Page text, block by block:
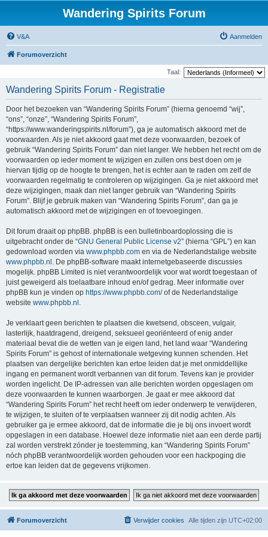
Wandering Spirits Forum
V&A Aanmelden
Forumoverzicht
Taal:
Wandering Spirits Forum - Registratie
Door het bezoeken van “Wandering Spirits Forum” (hierna genoemd “wij”,
“ons”, “onze”, “Wandering Spirits Forum”,
“https://www.wanderingspirits.nl/forum”), ga je automatisch akkoord met de
voorwaarden. Als je niet akkoord gaat met deze voorwaarden, bezoek of
gebruik “Wandering Spirits Forum” dan niet langer. We hebben het recht om de
voorwaarden op ieder moment te wijzigen en zullen ons best doen om je
hiervan tijdig op de hoogte te brengen, het is echter aan te raden om zelf de
voorwaarden regelmatig te controleren op wijzigingen. Ga je niet akkoord met
deze wijzigingen, maak dan niet langer gebruik van “Wandering Spirits
Forum”. Blijf je gebruik maken van “Wandering Spirits Forum”, dan ga je
automatisch akkoord met de wijzigingen en of toevoegingen.
Dit forum draait op phpBB. phpBB is een bulletinboardoplossing die is
uitgebracht onder de “GNU General Public License v2” (hierna “GPL”) en kan
gedownload worden via www.phpbb.com en via de Nederlandstalige website
www.phpbb.nl . De phpBB-software maakt internetgebaseerde discussies
mogelijk. phpBB Limited is niet verantwoordelijk voor wat wordt toegestaan of
juist geweigerd als toelaatbare inhoud en/of gedrag. Meer informatie over
phpBB kun je vinden op https://www.phpbb.com/of de Nederlandstalige
website www.phpbb.nl .
Je verklaart geen berichten te plaatsen die kwetsend, obsceen, vulgair,
lasterlijk, haatdragend, dreigend, seksueel georiënteerd of enig ander
materiaal bevat die de wetten van je eigen land, het land waar “Wandering
Spirits Forum” is gehost of internationale wetgeving kunnen schenden. Het
plaatsen van dergelijke berichten kan ertoe leiden dat je met onmiddellijke
ingang en permanent wordt verbannen van dit forum. Tevens kan je provider
worden ingelicht. De IP-adressen van alle berichten worden opgeslagen om
deze voorwaarden te kunnen waarborgen. Je gaat er mee akkoord dat
“Wandering Spirits Forum” het recht heeft om ieder onderwerp te verwijderen,
te wijzigen, te sluiten of te verplaatsen wanneer zij dit nodig achten. Als
gebruiker ga je ermee akkoord, dat de informatie die je bij ons invoert wordt
opgeslagen in een database. Hoewel deze informatie niet aan een derde partij
zal worden verstrekt zónder je toestemming, kan “Wandering Spirits Forum”
nóch phpBB verantwoordelijk worden gehouden voor een hackpoging die
ertoe kan leiden dat de gegevens vrijkomen.
Forumoverzicht Alle tijden zijn UTC+02:00
Verwijder cookies